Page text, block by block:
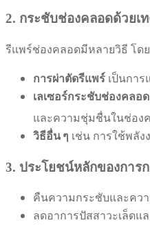
2. กระชับช่องคลอดด้วยเ
รีแพร์ช่องคลอดมีหลายวิธี โดย
การผ่าตัดรีแพร์ เป็นกา
เลเซอร์กระชับช่องค
และความชุ่มชื่นในช่อง
วิธีอื่น ๆ เช่น การใช้พลั
3. ประโยชน์หลักของการ
คืนความกระชับและคว
ลดอาการปัสสาวะเล็ดแ